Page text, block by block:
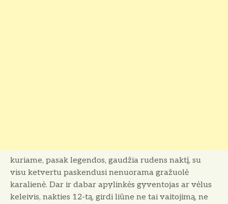
kuriame, pasak legendos, gaudžia rudens naktį, su
visu ketvertu paskendusi nenuorama gra­žuolė
karalienė. Dar ir dabar apylinkės gyventojas ar vėlus
keleivis, nakties 12-tą, girdi liū­ne ne tai vaitojimą, ne